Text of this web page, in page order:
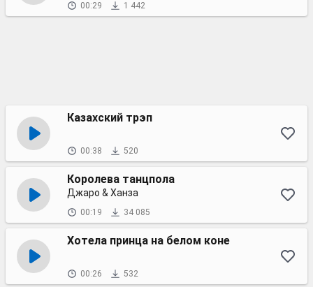
00:29 1 442
Казахский трэп
00:38 520
Королева танцпола
Джаро & Ханза
00:19 34 085
Хотела принца на белом коне
00:26 532